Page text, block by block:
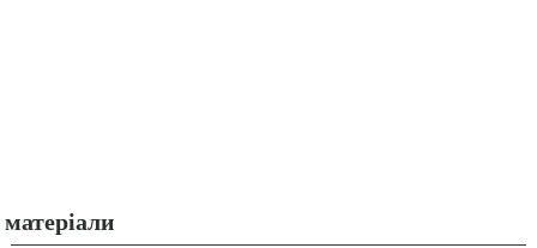
матеріали